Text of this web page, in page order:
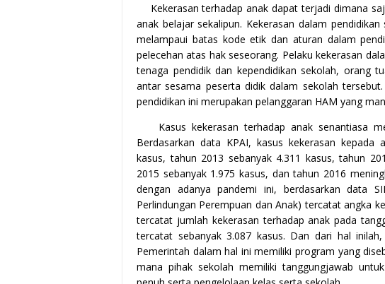
Kekerasan terhadap anak dapat terjadi dimana
anak belajar sekalipun. Kekerasan dalam
melampaui batas kode etik dan aturan dalam
pelecehan atas hak seseorang. Pelaku kekerasan
tenaga pendidik dan kependidikan sekolah, orang
antar sesama peserta didik dalam sekolah
pendidikan ini merupakan pelanggaran HAM yang
Kasus kekerasan terhadap anak senantiasa
Berdasarkan data KPAI, kasus kekerasan kepada
kasus, tahun 2013 sebanyak 4.311 kasus, tahun
2015 sebanyak 1.975 kasus, dan tahun 2016
dengan adanya pandemi ini, berdasarkan data
Perlindungan Perempuan dan Anak) tercatat angka
tercatat jumlah kekerasan terhadap anak pada
tercatat sebanyak 3.087 kasus. Dan dari hal
Pemerintah dalam hal ini memiliki program yang
mana pihak sekolah memiliki tanggungjawab